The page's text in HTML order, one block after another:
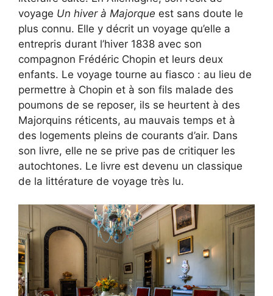
voyage Un hiver à Majorque est sans doute le
plus connu. Elle y décrit un voyage qu’elle a
entrepris durant l’hiver 1838 avec son
compagnon Frédéric Chopin et leurs deux
enfants. Le voyage tourne au fiasco : au lieu de
permettre à Chopin et à son fils malade des
poumons de se reposer, ils se heurtent à des
Majorquins réticents, au mauvais temps et à
des logements pleins de courants d’air. Dans
son livre, elle ne se prive pas de critiquer les
autochtones. Le livre est devenu un classique
de la littérature de voyage très lu.